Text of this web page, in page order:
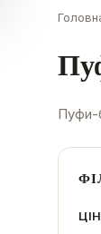
Пуфи-